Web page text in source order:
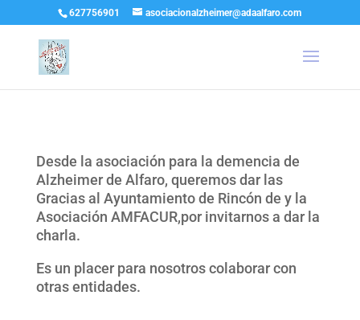
627756901 asociacionalzheimer@adaalfaro.com
Desde la asociación para la demencia de
Alzheimer de Alfaro, queremos dar las
Gracias al Ayuntamiento de Rincón de y la
Asociación AMFACUR,por invitarnos a dar la
charla.
Es un placer para nosotros colaborar con
otras entidades.